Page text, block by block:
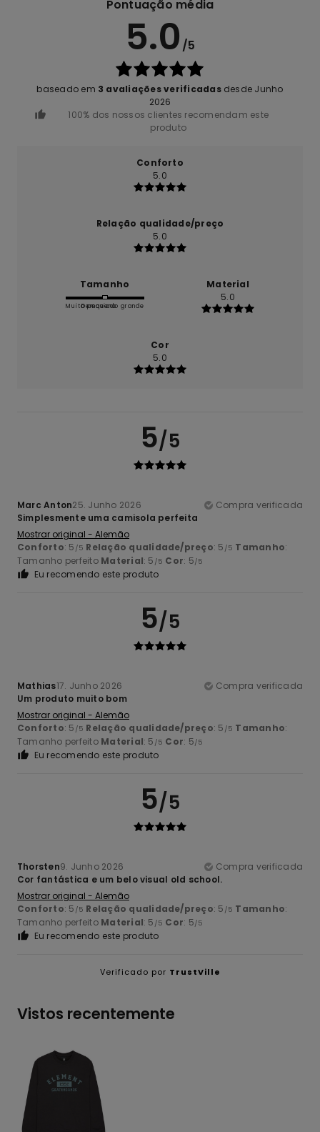
Pontuação média
5.0 /5
baseado em 3 avaliações verificadasdesde Junho
2026
100% dos nossos clientes recomendam este
produto
Conforto
5.0
Relação qualidade/preço
5.0
Tamanho
Muito pequeno
Demasiado grande
Material
5.0
Cor
5.0
5/5
Marc Anton25. Junho 2026
Compra verificada
Simplesmente uma camisola perfeita
Mostrar original - Alemão
Conforto: 5 /5 Relação qualidade/preço: 5 /5 Tamanho:
Tamanho perfeito Material: 5 /5 Cor: 5/5
Eu recomendo este produto
5/5
Mathias17. Junho 2026
Compra verificada
Um produto muito bom
Mostrar original - Alemão
Conforto: 5 /5 Relação qualidade/preço: 5 /5 Tamanho:
Tamanho perfeito Material: 5 /5 Cor: 5/5
Eu recomendo este produto
5/5
Thorsten9. Junho 2026
Compra verificada
Cor fantástica e um belo visual old school.
Mostrar original - Alemão
Conforto: 5 /5 Relação qualidade/preço: 5 /5 Tamanho:
Tamanho perfeito Material: 5 /5 Cor: 5/5
Eu recomendo este produto
Verificado por TrustVille
Vistos recentemente